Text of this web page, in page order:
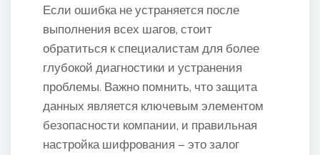
Если ошибка не устраняется после
выполнения всех шагов, стоит
обратиться к специалистам для более
глубокой диагностики и устранения
проблемы. Важно помнить, что защита
данных является ключевым элементом
безопасности компании, и правильная
настройка шифрования – это залог